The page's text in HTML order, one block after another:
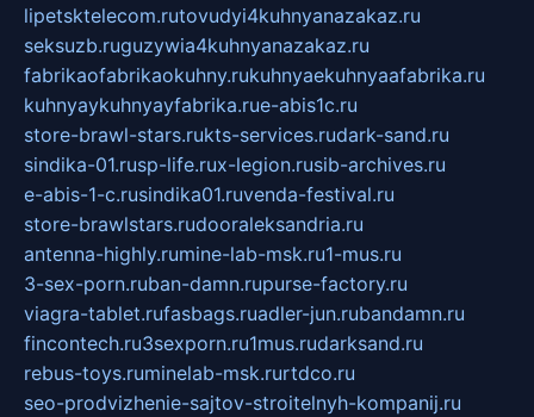
lipetsktelecom.rutovudyi4kuhnyanazakaz.ru
seksuzb.ruguzywia4kuhnyanazakaz.ru
fabrikaofabrikaokuhny.rukuhnyaekuhnyaafabrika.ru
kuhnyaykuhnyayfabrika.rue-abis1c.ru
store-brawl-stars.rukts-services.rudark-sand.ru
sindika-01.rusp-life.rux-legion.rusib-archives.ru
e-abis-1-c.rusindika01.ruvenda-festival.ru
store-brawlstars.rudooraleksandria.ru
antenna-highly.rumine-lab-msk.ru1-mus.ru
3-sex-porn.ruban-damn.rupurse-factory.ru
viagra-tablet.rufasbags.ruadler-jun.rubandamn.ru
fincontech.ru3sexporn.ru1mus.rudarksand.ru
rebus-toys.ruminelab-msk.rurtdco.ru
seo-prodvizhenie-sajtov-stroitelnyh-kompanij.ru